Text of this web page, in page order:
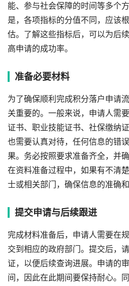
能、参与社会保障的时间等多个
是，各项指标的分值不同，应该
估。了解这些指标后，可以为后
高申请的成功率。
准备必要材料
为了确保顺利完成积分落户申请
关重要的。一般来说，申请人需
证书、职业技能证书、社保缴纳
也需要认真对待，任何信息的错
果。务必按照要求准备齐全，并
在资料准备过程中，如果有不清
士或相关部门，确保信息的准确和
提交申请与后续跟进
完成材料准备后，申请人需要在
交到相应的政府部门。提交后，
证，以便后续查询进展。申请的
间，因此在此期间要保持耐心。